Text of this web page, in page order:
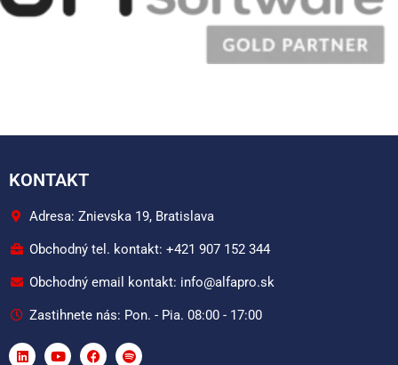
KONTAKT
Adresa: Znievska 19, Bratislava
Obchodný tel. kontakt: +421 907 152 344
Obchodný email kontakt: info@alfapro.sk
Zastihnete nás: Pon. - Pia. 08:00 - 17:00